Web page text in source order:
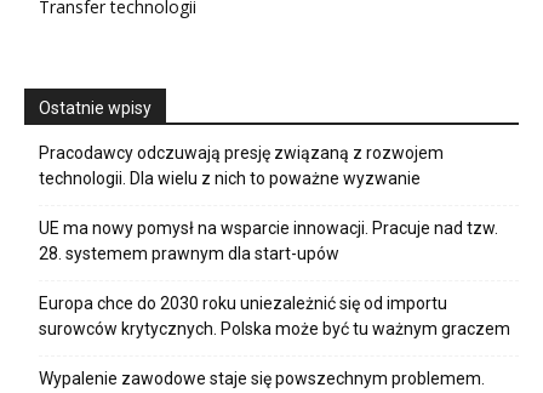
Transfer technologii
Ostatnie wpisy
Pracodawcy odczuwają presję związaną z rozwojem
technologii. Dla wielu z nich to poważne wyzwanie
UE ma nowy pomysł na wsparcie innowacji. Pracuje nad tzw.
28. systemem prawnym dla start-upów
Europa chce do 2030 roku uniezależnić się od importu
surowców krytycznych. Polska może być tu ważnym graczem
Wypalenie zawodowe staje się powszechnym problemem.